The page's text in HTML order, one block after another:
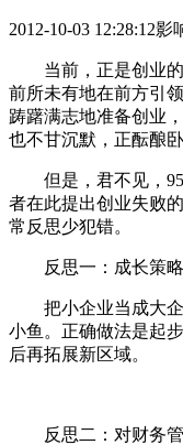
2012-10-03 12:28:12影
当前，正是创业的
前所未有地在前方引
踌躇满志地准备创业
也不甘沉默，正酝酿
但是，君不见，
者在此提出创业失败
常反思少犯错。
反思一：成长策略
把小企业当成大企
小鱼。正确做法是起
后再拓展新区域。
反思二：对财务管